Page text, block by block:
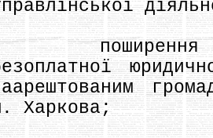
Харкова;